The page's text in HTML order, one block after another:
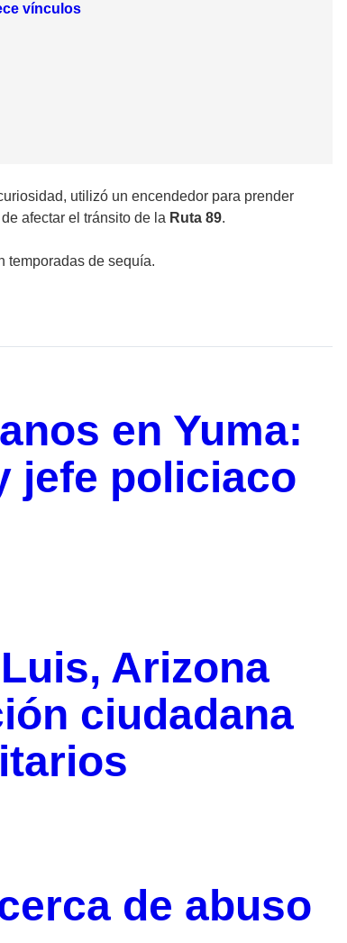
vínculos
utilizó un encendedor para prender
afectar el tránsito de la Ruta 89.
temporadas de sequía.
en Yuma:
jefe policiaco
Arizona
ciudadana
de abuso